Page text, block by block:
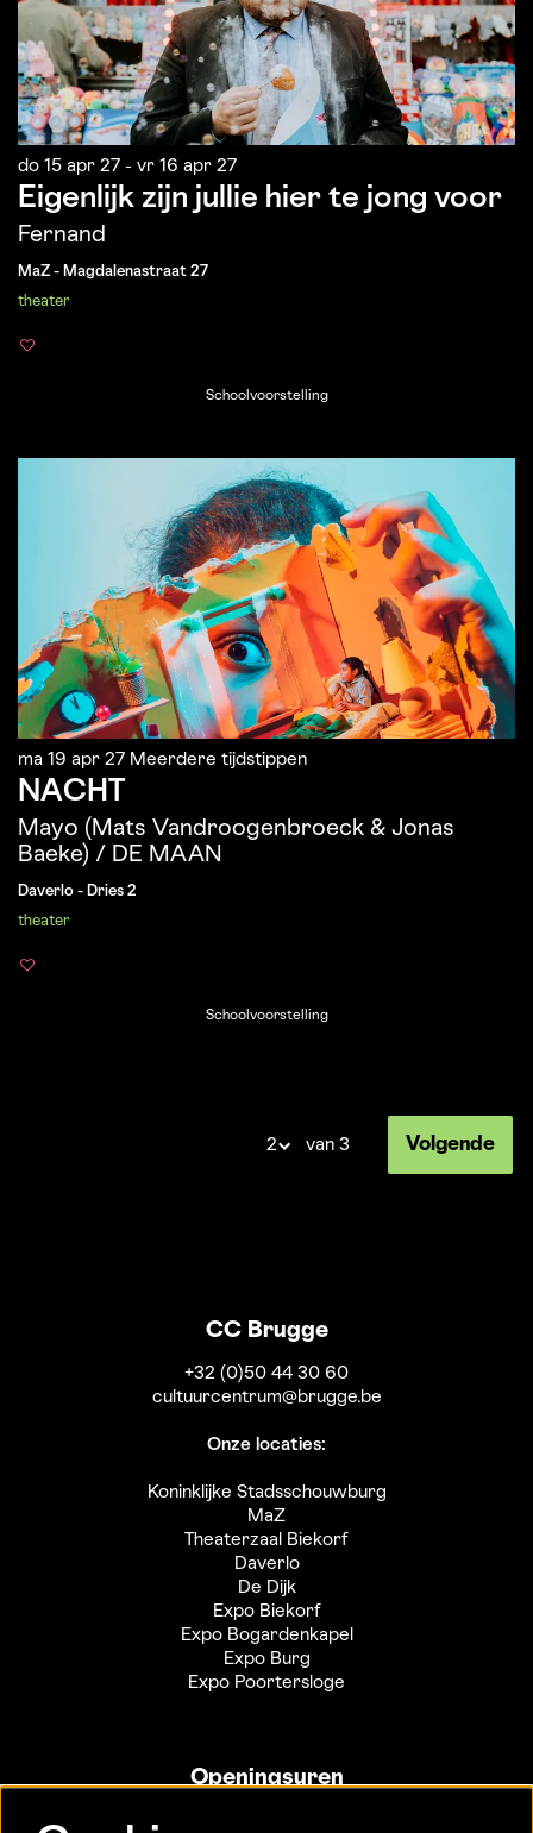
Eigenlijk zijn jullie hier te jong voor
Fernand
do 15 apr 27 - vr 16 apr 27
MaZ - Magdalenastraat 27
theater
Schoolvoorstelling
NACHT
Mayo (Mats Vandroogenbroeck & Jonas
Baeke) / DE MAAN
ma 19 apr 27 Meerdere tijdstippen
Daverlo - Dries 2
theater
Schoolvoorstelling
van 3 Volgende
CC Brugge
+32 (0)50 44 30 60
cultuurcentrum@brugge.be
Onze locaties:
Koninklijke Stadsschouwburg
MaZ
Theaterzaal Biekorf
Daverlo
De Dijk
Expo Biekorf
Expo Bogardenkapel
Expo Burg
Expo Poortersloge
Openingsuren